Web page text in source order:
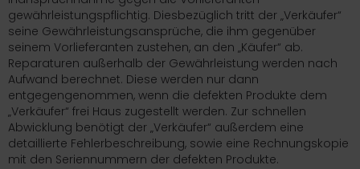
gewährleistungspflichtig. Diesbezüglich tritt der „Verkäufer“
seine Gewährleistungsansprüche, die ihm gegenüber
seinem Vorlieferanten zustehen, an den „Käufer“ ab.
Reparaturen außerhalb der Gewährleistung werden nach
Aufwand berechnet. Diese werden nur dann
entgegengenommen, wenn die defekten Produkte dem
„Verkäufer“ frei Haus zugestellt werden. Zur schnellen
Abwicklung benötigt der „Verkäufer“ außerdem eine
detaillierte Fehlerbeschreibung, sowie eine Rechnungskopie
mit den Seriennummern der defekten Produkte.